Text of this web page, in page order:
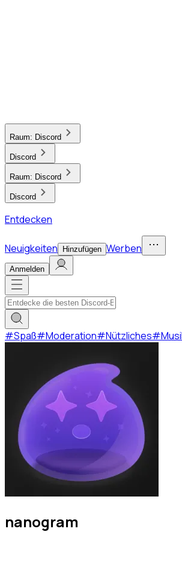
Raum: Discord
Discord
Raum: Discord
Discord
Entdecken
Neuigkeiten Hinzufügen Werben
Anmelden
#Spaß#Moderation#Nützliches#
nanogram